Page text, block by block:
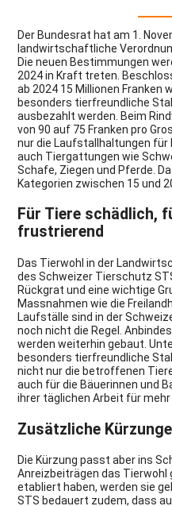
Der Bundesrat hat am 1.
landwirtschaftliche
Die neuen Bestimmungen
2024 in Kraft treten.
ab 2024 15 Millionen Franken
besonders tierfreundliche
ausbezahlt werden. Beim
von 90 auf 75 Franken pro
nur die Laufstallhaltungen für
auch Tiergattungen wie
Schafe, Ziegen und Pferde.
Kategorien zwischen 15 und
Für Tiere schädlich,
frustrierend
Das Tierwohl in der
des Schweizer Tierschutz
Rückgrat und eine wichtige
Massnahmen wie die
Laufställe sind in der
noch nicht die Regel.
werden weiterhin gebaut.
besonders tierfreundliche
nicht nur die betroffenen
auch für die Bäuerinnen und
ihrer täglichen Arbeit für
Zusätzliche
Die Kürzung passt aber ins
Anreizbeiträgen das Tierwohl
etabliert haben, werden sie
STS bedauert zudem, dass